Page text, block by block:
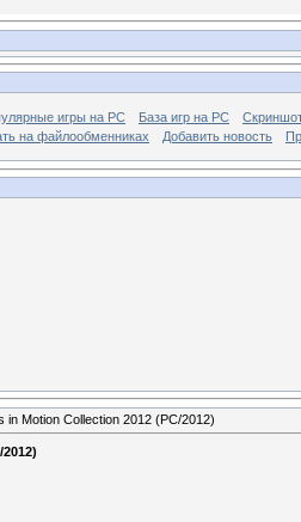
игры на PC База игр на РС
на файлообменниках
Добавить новость
in Motion Collection 2012 (PC/2012)